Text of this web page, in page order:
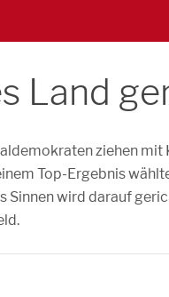
Land
ziehen
Top-Ergebnis
Sinnen wird darauf